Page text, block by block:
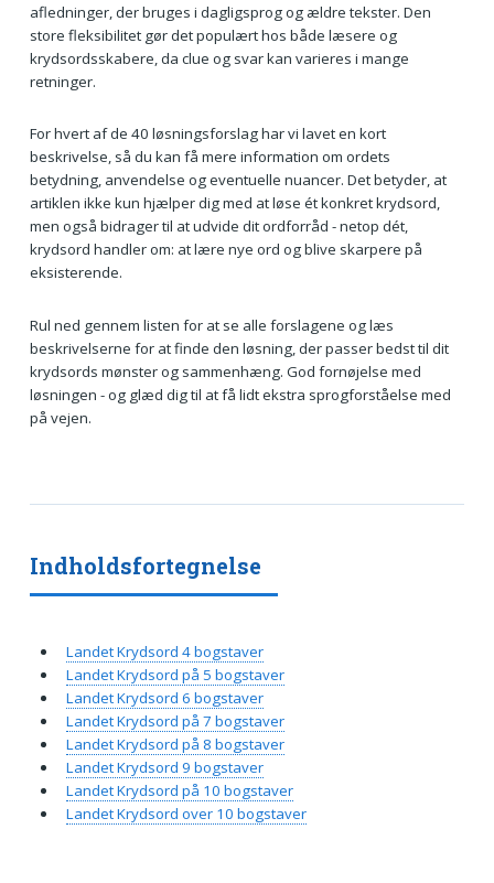
afledninger, der bruges i dagligsprog og ældre tekster. Den
store fleksibilitet gør det populært hos både læsere og
krydsordsskabere, da clue og svar kan varieres i mange
retninger.
For hvert af de 40 løsningsforslag har vi lavet en kort
beskrivelse, så du kan få mere information om ordets
betydning, anvendelse og eventuelle nuancer. Det betyder, at
artiklen ikke kun hjælper dig med at løse ét konkret krydsord,
men også bidrager til at udvide dit ordforråd - netop dét,
krydsord handler om: at lære nye ord og blive skarpere på
eksisterende.
Rul ned gennem listen for at se alle forslagene og læs
beskrivelserne for at finde den løsning, der passer bedst til dit
krydsords mønster og sammenhæng. God fornøjelse med
løsningen - og glæd dig til at få lidt ekstra sprogforståelse med
på vejen.
Indholdsfortegnelse
Landet Krydsord 4 bogstaver
Landet Krydsord på 5 bogstaver
Landet Krydsord 6 bogstaver
Landet Krydsord på 7 bogstaver
Landet Krydsord på 8 bogstaver
Landet Krydsord 9 bogstaver
Landet Krydsord på 10 bogstaver
Landet Krydsord over 10 bogstaver